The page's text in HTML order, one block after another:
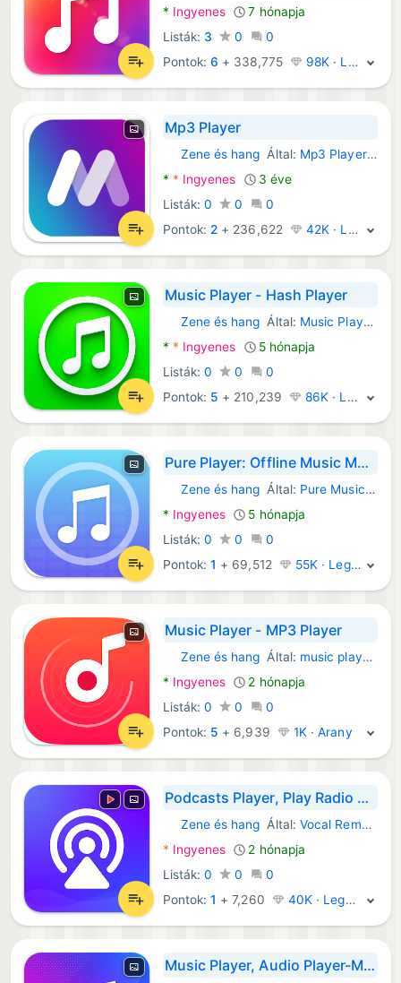
* Ingyenes
7 hónapja
Listák: 3 0
0
Pontok:6 + 338,775 98K · Legenda
Mp3 Player
Android Alkalmazások:
Zene és hang Által: Mp3 Player App
* * Ingyenes
3 éve
Listák:0 0
0
Pontok: 2 + 236,622 42K · Legenda
Music Player - Hash Player
Android Alkalmazások:
Zene és hang Által: Music Player App.
* * Ingyenes
5 hónapja
Listák:0 0
0
Pontok: 5 + 210,239 86K · Legenda
Pure Player: Offline Music MP3
Android Alkalmazások:
Zene és hang Által: Pure Music MP3 Player Studio
* Ingyenes
5 hónapja
Listák:0 0
0
Pontok:1 + 69,512 55K · Legenda
Music Player - MP3 Player
Android Alkalmazások:
Zene és hang Által: music player - music apps
* Ingyenes
2 hónapja
Listák:0 0
0
Pontok: 5 + 6,939 1K · Arany
Podcasts Player, Play Radio FM
Android Alkalmazások:
Zene és hang Által: Vocal Remover AI& Photo Enhancer & FM Radio Player
* Ingyenes
2 hónapja
Listák:0 0
0
Pontok:1 +7,260 40K · Legenda
Music Player, Audio Player-MP3